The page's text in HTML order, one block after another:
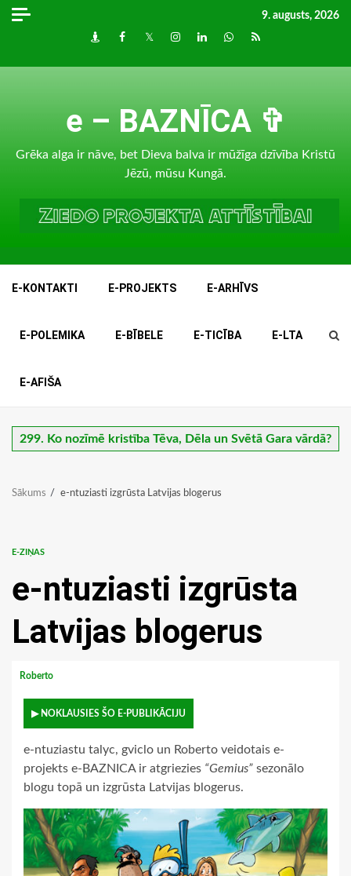
Skip
9. augusts, 2026
DraugiemFacebook
TwitterInstagram
LinkedInwhatsapp
RSS
e – BAZNĪCA ✞
Grēka alga ir nāve, bet Dieva balva ir mūžīga dzīvība Kristū
Jēzū, mūsu Kungā.
E-KONTAKTI E-PROJEKTS E-ARHĪVS
E-POLEMIKA E-BĪBELE E-TICĪBA E-LTA
E-AFIŠA
299. Ko nozīmē kristība Tēva, Dēla un Svētā Gara vārdā?
Sākums e-ntuziasti izgrūsta Latvijas blogerus
E-ZIŅAS
e-ntuziasti izgrūsta
Latvijas blogerus
Roberto
▶ NOKLAUSIES ŠO E-PUBLIKĀCIJU
e-ntuziastu talyc, gviclo un Roberto veidotais e-
projekts e-BAZNICA ir atgriezies “Gemius” sezonālo
blogu topā un izgrūsta Latvijas blogerus.